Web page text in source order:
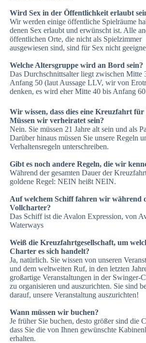
Wird Sex in der Öffentlichkeit erlaubt
Wir werden einige öffentliche Spielräume
denen Sex erlaubt und erwünscht ist. Alle
öffentlichen Orte, die nicht als Spielzimmer
ausgewiesen sind, sind für Sex nicht
Welche Altersgruppe wird an Bord sein?
Das Durchschnittsalter liegt zwischen Mitte
Anfang 50 (laut Aussage LLV, wir von
denken, es wird eher Mitte 40 bis Anfang
Wir wissen, dass dies eine Kreuzfahrt für
Müssen wir verheiratet sein?
Nein. Sie müssen 21 Jahre alt sein und als
Darüber hinaus müssen Sie unsere Regeln
Verhaltensregeln unterschreiben.
Gibt es noch andere Regeln, die wir
Während der gesamten Dauer der
goldene Regel: NEIN heißt NEIN.
Auf welchem Schiff fahren wir während
Vollcharter?
Das Schiff ist die Avalon Expression, von
Waterways
Weiß die Kreuzfahrtgesellschaft, um
Charter es sich handelt?
Ja, natürlich. Sie wissen von unseren
und dem weltweiten Ruf, in den letzten
großartige Veranstaltungen in der Swinger-
zu organisieren und auszurichten. Sie sind
darauf, unsere Veranstaltung auszurichten!
Wann müssen wir buchen?
Je früher Sie buchen, desto größer sind die
dass Sie die von Ihnen gewünschte
erhalten.